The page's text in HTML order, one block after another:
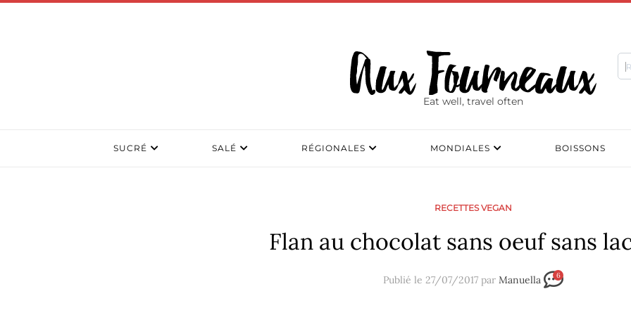
Eat well, travel often
SUCRÉ SALÉ RÉGIONALES MONDIALES BOISSONS
RECETTES VEGAN
Flan au chocolat sans oeuf sans
Publié le 27/07/2017 par Manuella 6